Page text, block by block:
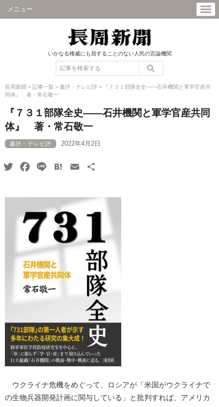
メニュー
いかなる権威にも屈することのない人民の言論機関
長周新聞 > 記事一覧 > 書評・テレビ評 >
『７３１部隊全史――石井機関と軍学官産共
同体』 著・常石敬一
『７３１部隊全史――石井機関と軍学官産共同
体』 著・常石敬一
書評・テレビ評 2022年4月2日
TwitterFacebook
Line HatenaEmail
ウクライナ危機をめぐって、ロシアが「米国がウクライナで
の生物兵器開発計画に関与している」と批判すれば、アメリカ